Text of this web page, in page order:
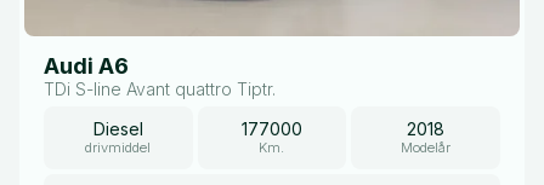
Audi A6
TDi S-line Avant quattro Tiptr.
Diesel
drivmiddel
177000
Km.
2018
Modelår